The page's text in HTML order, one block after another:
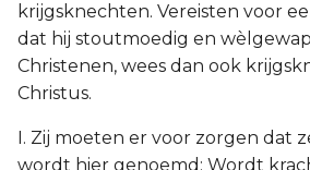
krijgsknechten. Vereisten voor
dat hij stoutmoedig en
Christenen, wees dan ook
Christus.
I. Zij moeten er voor zorgen dat
wordt hier genoemd: Wordt